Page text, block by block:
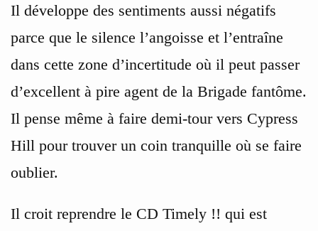
Il développe des sentiments aussi négatifs
parce que le silence l’angoisse et l’entraîne
dans cette zone d’incertitude où il peut passer
d’excellent à pire agent de la Brigade fantôme.
Il pense même à faire demi-tour vers Cypress
Hill pour trouver un coin tranquille où se faire
oublier.
Il croit reprendre le CD Timely !! qui est